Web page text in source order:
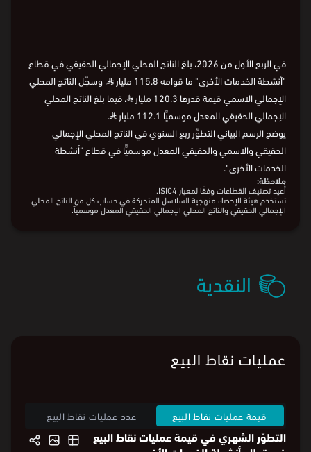
في الربع الأول من 2026، بلغ الناتج المحلي الإجمالي الحقيقي في قطاع
"أنشطة الخدمات الأخرى" ما قوامه 115.8 مليار
⃁، وسجّل الناتج المحلي
الإجمالي الاسمي قيمة قدرها 120.3 مليار
⃁، فيما بلغ الناتج المحلي
الإجمالي الحقيقي المعدل موسميًّا 112.1 مليار
⃁
.
يوضح الرسم البياني التطوّر ربع السنوي في الناتج المحلي الإجمالي
الحقيقي والاسمي والحقيقي المعدل موسميًّا في قطاع "أنشطة
الخدمات الأخرى".
ملاحظة:
أُعيد تصنيف القطاعات وفقًا لمعيار ISIC4.
تستخدم هيئة الإحصاء منهجية السلاسل المتحركة في حساب كل من الناتج المحلي
الإجمالي الحقيقي والناتج المحلي الإجمالي الحقيقي المعدل موسمياً.
النقدية
عمليات نقاط البيع
قيمة عمليات نقاط البيع عدد عمليات نقاط البيع